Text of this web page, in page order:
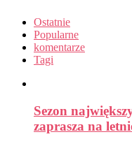
Ostatnie
Popularne
komentarze
Tagi
Sezon
zaprasza na